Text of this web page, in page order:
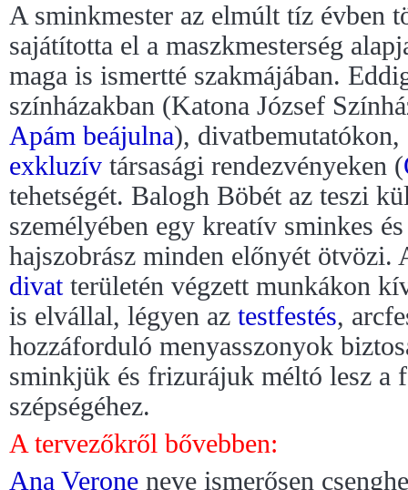
A sminkmester az elmúlt tíz évben
sajátította el a maszkmesterség
maga is ismertté szakmájában.
színházakban (Katona József
Apám beájulna),
exkluzív társasági rendezvényeken (
tehetségét. Balogh Böbét az teszi
személyében egy kreatív sminkes
hajszobrász minden előnyét ötvözi.
divatterületén végzett munkákon
is elvállal, légyen az testfestés,
hozzáforduló menyasszonyok
sminkjük és frizurájuk méltó lesz a
szépségéhez.
A tervezőkről bővebben:
Ana Verone neve ismerősen